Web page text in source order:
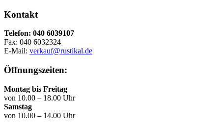
Kontakt
Telefon: 040 6039107
Fax: 040 6032324
E-Mail: verkauf@rustikal.de
Öffnungszeiten:
Montag bis Freitag
von 10.00 – 18.00 Uhr
Samstag
von 10.00 – 14.00 Uhr